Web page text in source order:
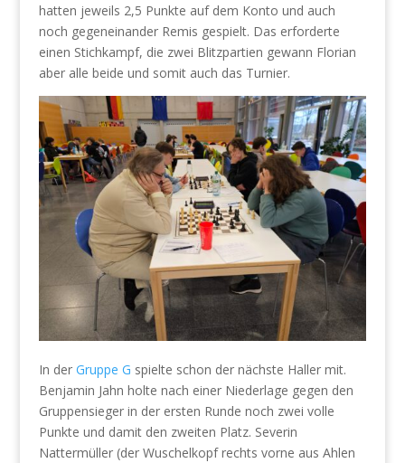
hatten jeweils 2,5 Punkte auf dem Konto und auch
noch gegeneinander Remis gespielt. Das erforderte
einen Stichkampf, die zwei Blitzpartien gewann Florian
aber alle beide und somit auch das Turnier.
In der Gruppe G spielte schon der nächste Haller mit.
Benjamin Jahn holte nach einer Niederlage gegen den
Gruppensieger in der ersten Runde noch zwei volle
Punkte und damit den zweiten Platz. Severin
Nattermüller (der Wuschelkopf rechts vorne aus Ahlen